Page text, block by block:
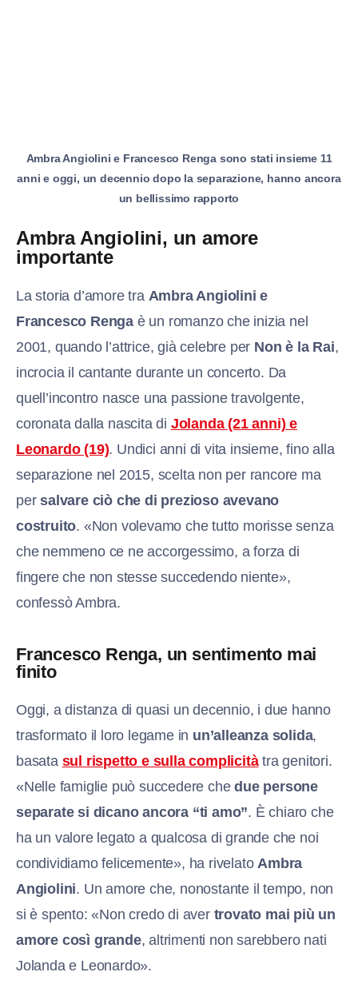
Ambra Angiolini e Francesco Renga sono stati insieme 11
anni e oggi, un decennio dopo la separazione, hanno ancora
un bellissimo rapporto
Ambra Angiolini, un amore
importante
La storia d’amore tra Ambra Angiolini e
Francesco Renga è un romanzo che inizia nel
2001, quando l’attrice, già celebre per Non è la Rai,
incrocia il cantante durante un concerto. Da
quell’incontro nasce una passione travolgente,
coronata dalla nascita di Jolanda (21 anni) e
Leonardo (19). Undici anni di vita insieme, fino alla
separazione nel 2015, scelta non per rancore ma
persalvare ciò che di prezioso avevano
costruito. «Non volevamo che tutto morisse senza
che nemmeno ce ne accorgessimo, a forza di
fingere che non stesse succedendo niente»,
confessò Ambra.
Francesco Renga, un sentimento mai
finito
Oggi, a distanza di quasi un decennio, i due hanno
trasformato il loro legame in un’alleanza solida,
basata sul rispetto e sulla complicitàtra genitori.
«Nelle famiglie può succedere chedue persone
separate si dicano ancora “ti amo”. È chiaro che
ha un valore legato a qualcosa di grande che noi
condividiamo felicemente», ha rivelato Ambra
Angiolini. Un amore che, nonostante il tempo, non
si è spento: «Non credo di aver trovato mai più un
amore così grande, altrimenti non sarebbero nati
Jolanda e Leonardo».